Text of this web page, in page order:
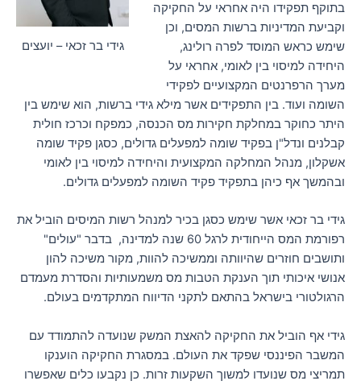
גידי בר זכאי – יועצים
בתוקף תפקידו היה אחראי על החקיקה
וקביעת המדיניות ברשות המסים, וכן
שימש כראש המוסד לפרה רולינג,
היחידה למיסוי בין לאומי, אחראי על
מערך הרפרנטים המקצועיים לפקידי
השומה ועוד. בין התפקידים אשר מילא גידי ברשות, הוא שימש בין
היתר כחוקר במחלקת חקירות מס הכנסה, כמפקח וכרכז חולית
קבלנים ונדל"ן בפקיד שומה למפעלים גדולים, כסגן פקיד שומה
אשקלון, מנהל המחלקה המקצועית והיחידה למיסוי בין לאומי
ובהמשך אף כיהן בתפקיד פקיד השומה למפעלים גדולים.
גידי בר זכאי אשר שימש כסגן בכיר למנהל רשות המיסים הוביל את
רפורמת המס הייחודית לרגל 60 שנה למדינה, בדבר "עולים"
ותושבים חוזרים שהיוותה וממשיכה להוות, מקור משיכה להון
אנושי איכותי תוך הענקת הטבות מס משמעותיות והסדרת מעמדם
הרגולטורי בישראל בהתאם לתקני הדיווח המתקדמים בעולם.
גידי אף הוביל את החקיקה להאצת המשק שנועדה להתמודד עם
המשבר הפיננסי שפקד את העולם. במסגרת החקיקה הוענקו
תמריצי מס שנועדו למשוך השקעות זרות. כן נקבעו כלים שאפשרו